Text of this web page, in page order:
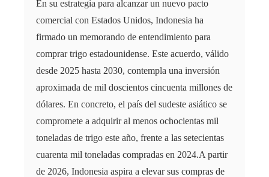
En su estrategia para alcanzar un nuevo pacto
comercial con Estados Unidos, Indonesia ha
firmado un memorando de entendimiento para
comprar trigo estadounidense. Este acuerdo, válido
desde 2025 hasta 2030, contempla una inversión
aproximada de mil doscientos cincuenta millones de
dólares. En concreto, el país del sudeste asiático se
compromete a adquirir al menos ochocientas mil
toneladas de trigo este año, frente a las setecientas
cuarenta mil toneladas compradas en 2024.A partir
de 2026, Indonesia aspira a elevar sus compras de